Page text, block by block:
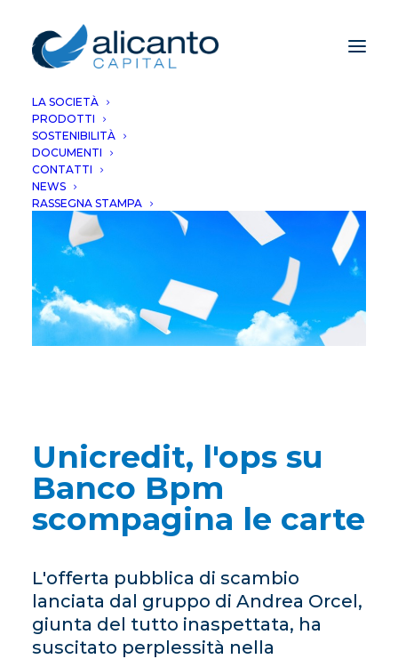
LA SOCIETÀ
PRODOTTI
SOSTENIBILITÀ
DOCUMENTI
CONTATTI
NEWS
RASSEGNA STAMPA
Unicredit, l'ops su
Banco Bpm
scompagina le carte
L'offerta pubblica di scambio
lanciata dal gruppo di Andrea Orcel,
giunta del tutto inaspettata, ha
suscitato perplessità nella